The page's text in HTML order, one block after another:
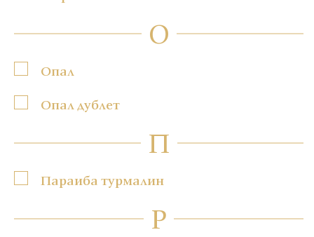
О
Опал
Опал дублет
П
Параиба турмалин
Р